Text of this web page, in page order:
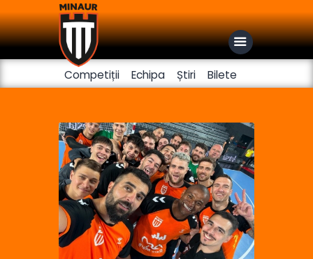
Competiții Echipa Știri Bilete
Handbal feminin
Fotbal